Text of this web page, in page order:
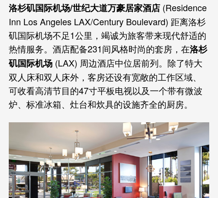
洛杉矶国际机场/世纪大道万豪居家酒店(Residence
Inn Los Angeles LAX/Century Boulevard) 距离洛杉
矶国际机场不足1公里，竭诚为旅客带来现代舒适的
热情服务。酒店配备231间风格时尚的套房，在洛杉
矶国际机场(LAX) 周边酒店中位居前列。除了特大
双人床和双人床外，客房还设有宽敞的工作区域、
可收看高清节目的47寸平板电视以及一个带有微波
炉、标准冰箱、灶台和炊具的设施齐全的厨房。